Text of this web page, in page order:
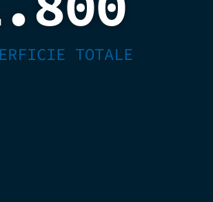
TOTALE